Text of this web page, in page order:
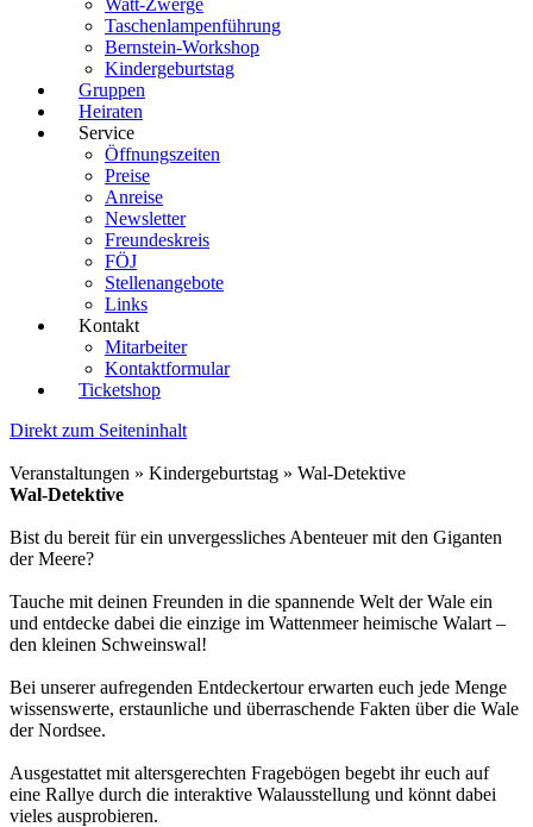
Taschenlampenführung
Bernstein-Workshop
Kindergeburtstag
Gruppen
Heiraten
Service
Öffnungszeiten
Preise
Anreise
Newsletter
Freundeskreis
FÖJ
Stellenangebote
Links
Kontakt
Mitarbeiter
Kontaktformular
Ticketshop
Direkt zum Seiteninhalt
Veranstaltungen » Kindergeburtstag » Wal-Detektive
Wal-Detektive
Bist du bereit für ein unvergessliches Abenteuer mit den Giganten
der Meere?
Tauche mit deinen Freunden in die spannende Welt der Wale ein
und entdecke dabei die einzige im Wattenmeer heimische Walart –
den kleinen Schweinswal!
Bei unserer aufregenden Entdeckertour erwarten euch jede Menge
wissenswerte, erstaunliche und überraschende Fakten überdie Wale
der Nordsee.
Ausgestattet mit altersgerechten Fragebögen begebt ihr euch auf
eine Rallye durch die interaktive Walausstellung und könnt dabei
vieles ausprobieren.